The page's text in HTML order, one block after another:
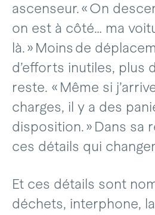
ascenseur. « On
on est à côté… ma
là. » Moins de
d’efforts inutiles, plus
reste. « Même si
charges, il y a des
disposition. » Dans sa
ces détails qui
Et ces détails sont
déchets, interphone,